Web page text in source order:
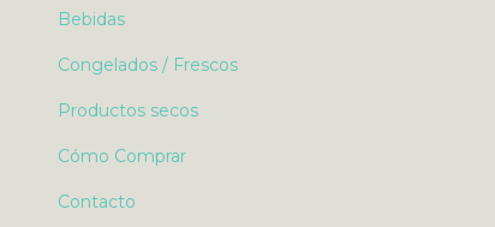
Bebidas
Congelados / Frescos
Productos secos
Cómo Comprar
Contacto